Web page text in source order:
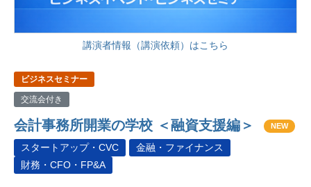
講演者情報（講演依頼）はこちら
ビジネスセミナー
交流会付き
会計事務所開業の学校 ＜融資支援編＞ NEW
スタートアップ・CVC
金融・ファイナンス
財務・CFO・FP&A